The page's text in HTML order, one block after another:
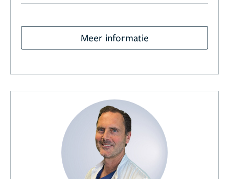
Meer informatie